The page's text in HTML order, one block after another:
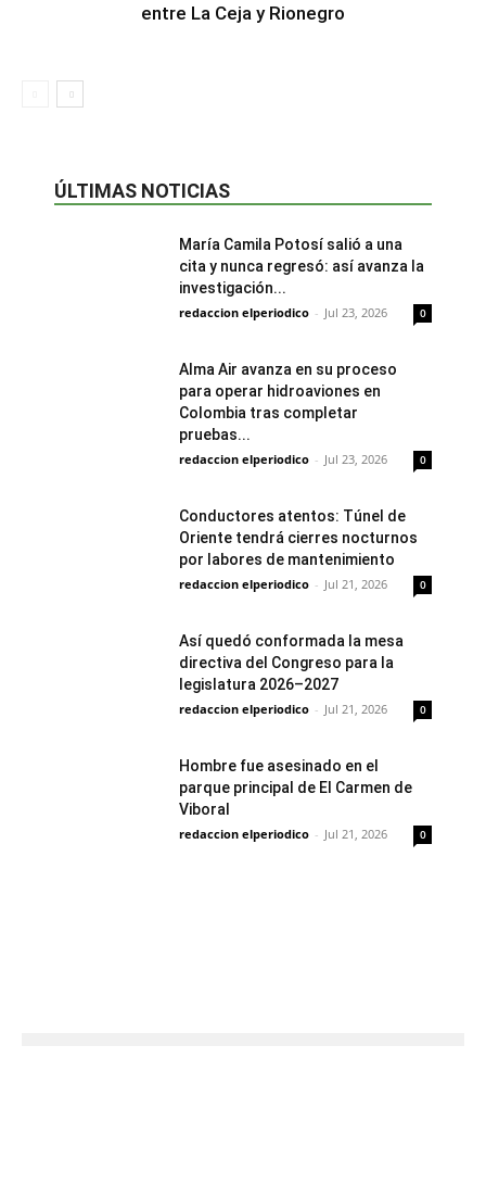
entre La Ceja y Rionegro
ÚLTIMAS NOTICIAS
María Camila Potosí salió a una
cita y nunca regresó: así avanza la
investigación...
redaccion elperiodico - Jul 23, 2026 0
Alma Air avanza en su proceso
para operar hidroaviones en
Colombia tras completar
pruebas...
redaccion elperiodico - Jul 23, 2026 0
Conductores atentos: Túnel de
Oriente tendrá cierres nocturnos
por labores de mantenimiento
redaccion elperiodico - Jul 21, 2026 0
Así quedó conformada la mesa
directiva del Congreso para la
legislatura 2026–2027
redaccion elperiodico - Jul 21, 2026 0
Hombre fue asesinado en el
parque principal de El Carmen de
Viboral
redaccion elperiodico - Jul 21, 2026 0